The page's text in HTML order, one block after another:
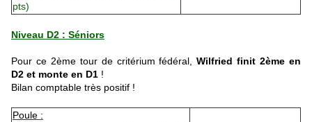
pts)
Niveau D2 : Séniors
Pour ce 2ème tour de critérium fédéral,Wilfried finit 2ème en
D2 et monte en D1 !
Bilan comptable très positif !
Poule :